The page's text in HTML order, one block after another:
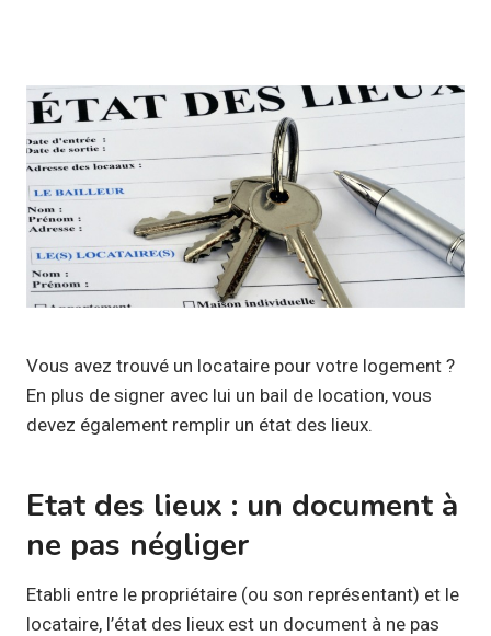
Vous avez trouvé un locataire pour votre logement ?
En plus de signer avec lui un bail de location, vous
devez également remplir un état des lieux.
Etat des lieux : un document à
ne pas négliger
Etabli entre le propriétaire (ou son représentant) et le
locataire, l’état des lieux est un document à ne pas